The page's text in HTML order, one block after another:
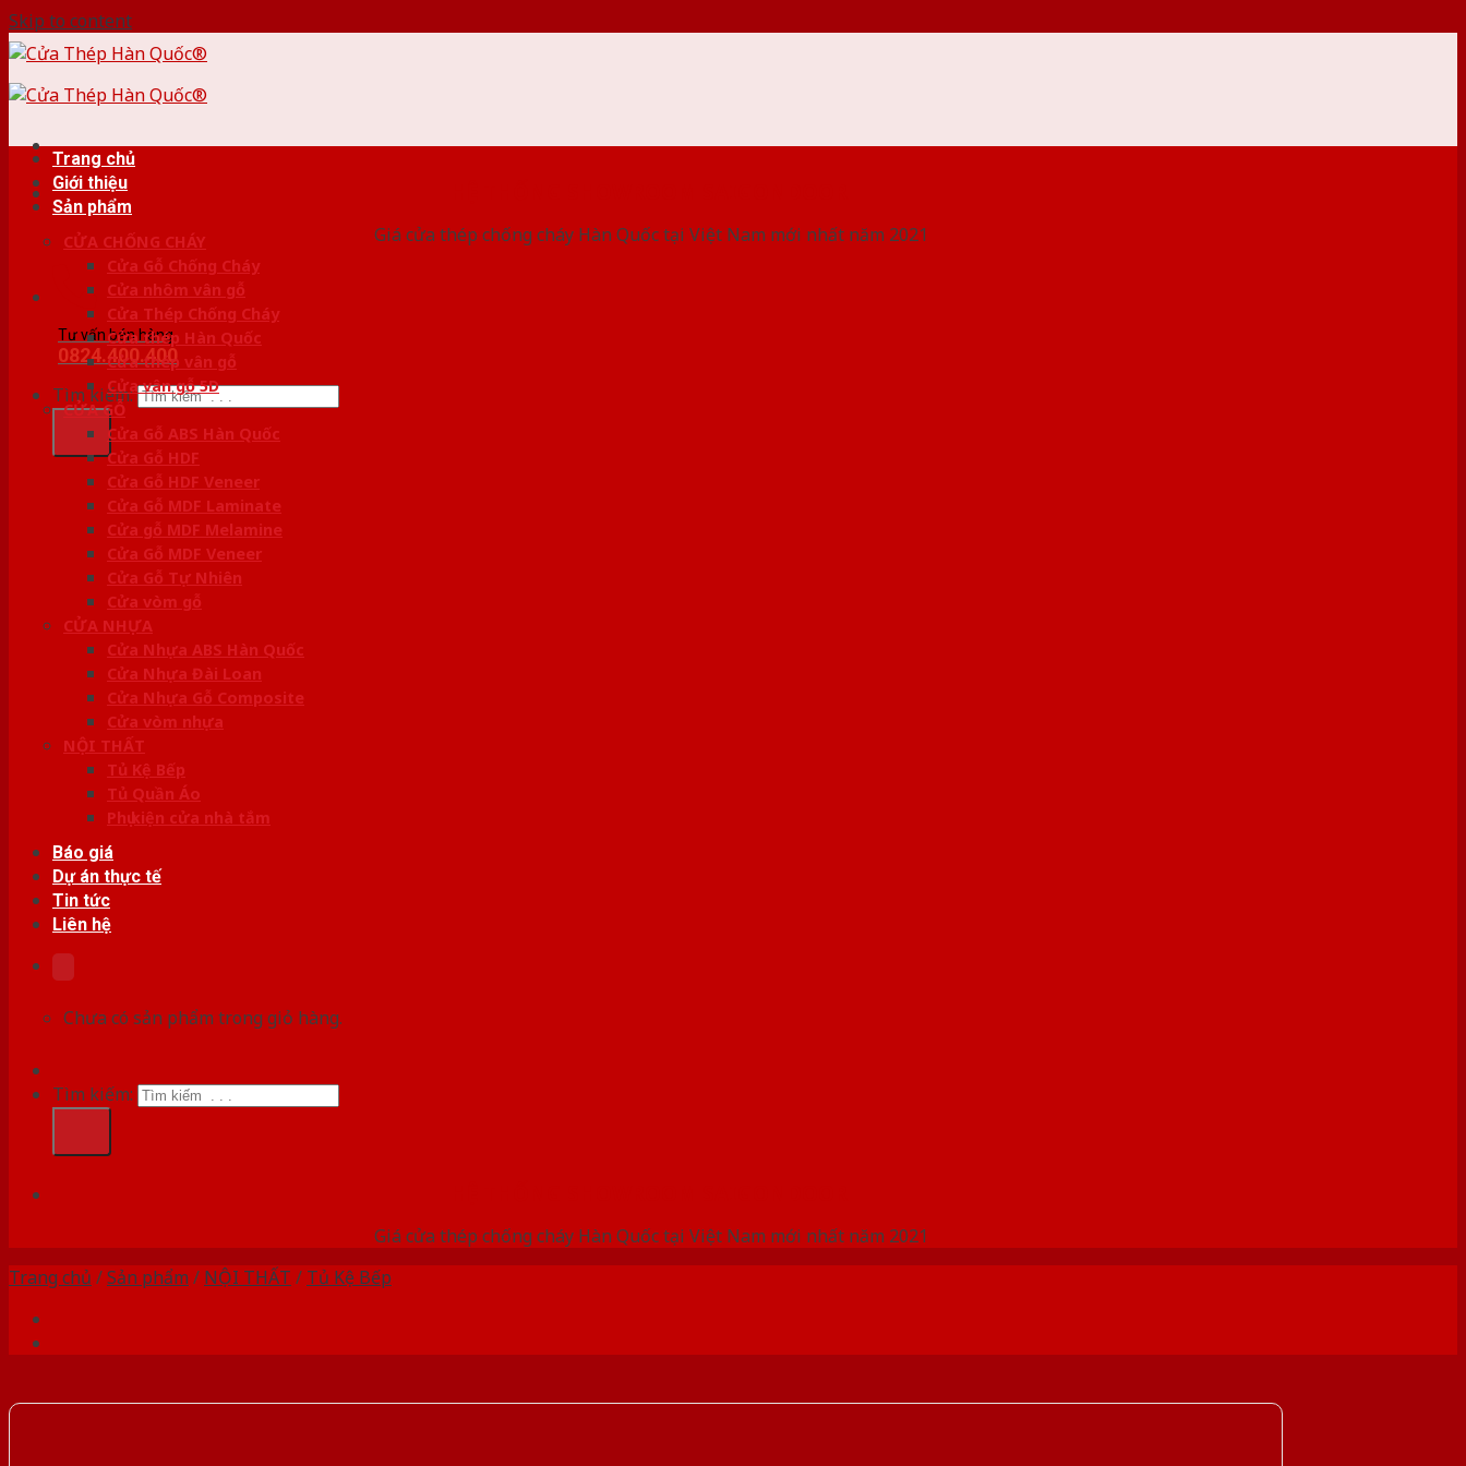
Skip to content
Giá cửa thép chống cháy Hàn Quốc tại Việt Nam mới nhất năm 2021
Tư vấn bán hàng
0824.400.400
Tìm kiếm:
Trang chủ
Giới thiệu
Sản phẩm
CỬA CHỐNG CHÁY
Cửa Gỗ Chống Cháy
Cửa nhôm vân gỗ
Cửa Thép Chống Cháy
Cửa thép Hàn Quốc
Cửa thép vân gỗ
Cửa vân gỗ 5D
CỬA GỖ
Cửa Gỗ ABS Hàn Quốc
Cửa Gỗ HDF
Cửa Gỗ HDF Veneer
Cửa Gỗ MDF Laminate
Cửa gỗ MDF Melamine
Cửa Gỗ MDF Veneer
Cửa Gỗ Tự Nhiên
Cửa vòm gỗ
CỬA NHỰA
Cửa Nhựa ABS Hàn Quốc
Cửa Nhựa Đài Loan
Cửa Nhựa Gỗ Composite
Cửa vòm nhựa
NỘI THẤT
Tủ Kệ Bếp
Tủ Quần Áo
Phụ kiện cửa nhà tắm
Báo giá
Dự án thực tế
Tin tức
Liên hệ
Chưa có sản phẩm trong giỏ hàng.
Tìm kiếm:
Giá cửa thép chống cháy Hàn Quốc tại Việt Nam mới nhất năm 2021
Trang chủ /Sản phẩm / NỘI THẤT / Tủ Kệ Bếp